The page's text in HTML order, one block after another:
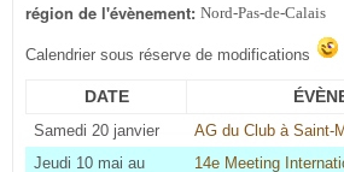
région de l'évènement: Nord-Pas-de-Calais
Calendrier sous réserve de modifications
DATE
Samedi 20 janvier
AG du Club à Saint-
Jeudi 10 mai au
14e Meeting